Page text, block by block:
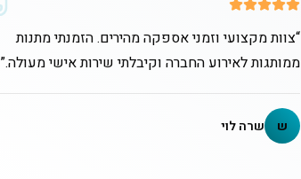
“צוות מקצועי וזמני אספקה מהירים. הזמנתי מתנות
ממותגות לאירוע החברה וקיבלתי שירות אישי מעולה.”
ש שרה לוי